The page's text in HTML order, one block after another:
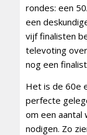
rondes: een
een
vijf finalisten
televoting
nog een
Het is de 60e
perfecte
om een aantal
nodigen. Zo